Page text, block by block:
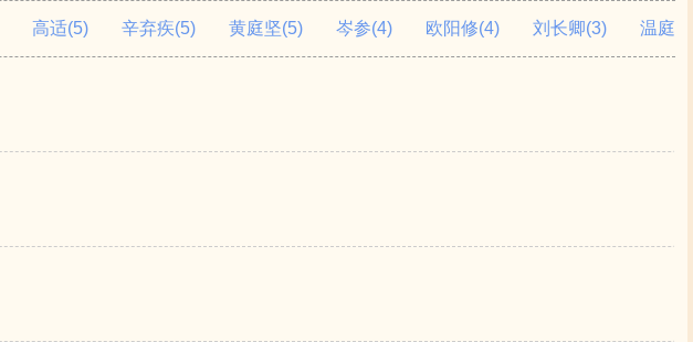
高适(5) 辛弃疾(5) 黄庭坚(5) 岑参(4) 欧阳修(4) 刘长卿(3) 温庭筠